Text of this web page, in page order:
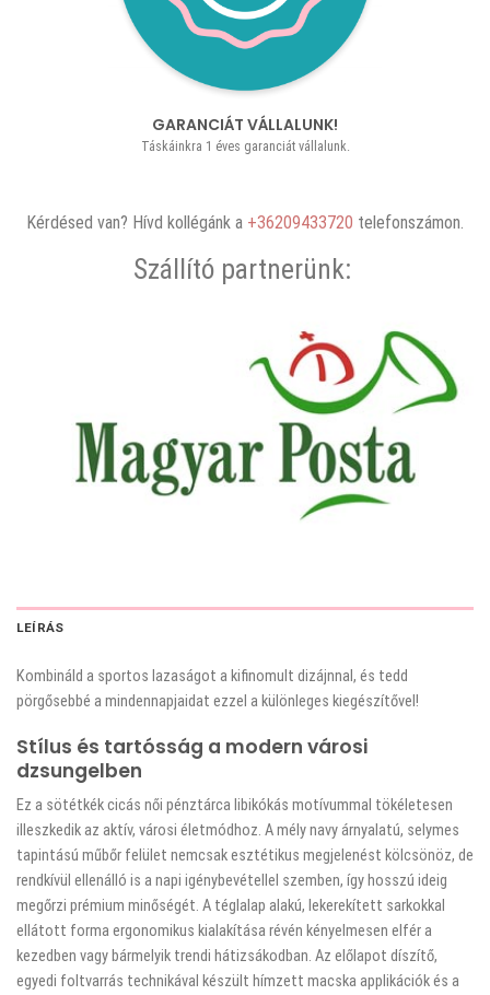
GARANCIÁT VÁLLALUNK!
Táskáinkra 1 éves garanciát vállalunk.
Kérdésed van? Hívd kollégánk a +36209433720 telefonszámon.
Szállító partnerünk:
LEÍRÁS
Kombináld a sportos lazaságot a kifinomult dizájnnal, és tedd
pörgősebbé a mindennapjaidat ezzel a különleges kiegészítővel!
Stílus és tartósság a modern városi
dzsungelben
Ez a sötétkék cicás női pénztárca libikókás motívummal tökéletesen
illeszkedik az aktív, városi életmódhoz. A mély navy árnyalatú, selymes
tapintású műbőr felület nemcsak esztétikus megjelenést kölcsönöz, de
rendkívül ellenálló is a napi igénybevétellel szemben, így hosszú ideig
megőrzi prémium minőségét. A téglalap alakú, lekerekített sarkokkal
ellátott forma ergonomikus kialakítása révén kényelmesen elfér a
kezedben vagy bármelyik trendi hátizsákodban. Az előlapot díszítő,
egyedi foltvarrás technikával készült hímzett macska applikációk és a